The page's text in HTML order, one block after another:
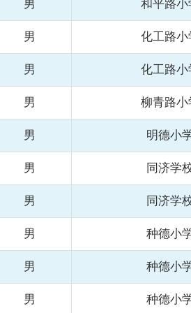
男 和平路小
男 化工路小
男 化工路小
男 柳青路小
男 明德小
男 同济学
男 同济学
男 种德小
男 种德小
男 种德小